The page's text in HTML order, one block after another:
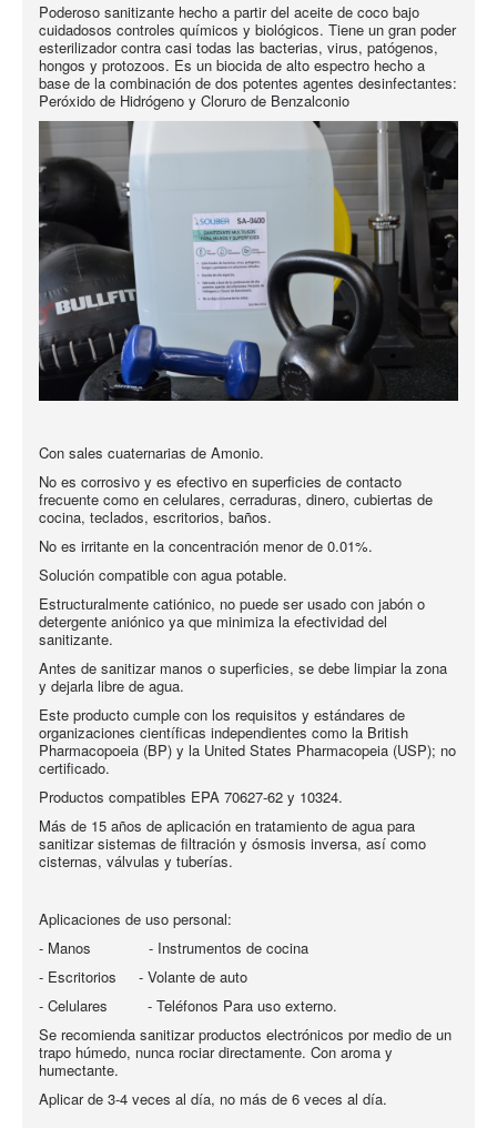
Poderoso sanitizante hecho a partir del aceite de coco bajo
cuidadosos controles químicos y biológicos. Tiene un gran poder
esterilizador contra casi todas las bacterias, virus, patógenos,
hongos y protozoos. Es un biocida de alto espectro hecho a
base de la combinación de dos potentes agentes desinfectantes:
Peróxido de Hidrógeno y Cloruro de Benzalconio
Con sales cuaternarias de Amonio.
No es corrosivo y es efectivo en superficies de contacto
frecuente como en celulares, cerraduras, dinero, cubiertas de
cocina, teclados, escritorios, baños.
No es irritante en la concentración menor de 0.01%.
Solución compatible con agua potable.
Estructuralmente catiónico, no puede ser usado con jabón o
detergente aniónico ya que minimiza la efectividad del
sanitizante.
Antes de sanitizar manos o superficies, se debe limpiar la zona
y dejarla libre de agua.
Este producto cumple con los requisitos y estándares de
organizaciones científicas independientes como la British
Pharmacopoeia (BP) y la United States Pharmacopeia (USP); no
certificado.
Productos compatibles EPA 70627-62 y 10324.
Más de 15 años de aplicación en tratamiento de agua para
sanitizar sistemas de filtración y ósmosis inversa, así como
cisternas, válvulas y tuberías.
Aplicaciones de uso personal:
- Manos - Instrumentos de cocina
- Escritorios - Volante de auto
- Celulares - Teléfonos Para uso externo.
Se recomienda sanitizar productos electrónicos por medio de un
trapo húmedo, nunca rociar directamente. Con aroma y
humectante.
Aplicar de 3-4 veces al día, no más de 6 veces al día.